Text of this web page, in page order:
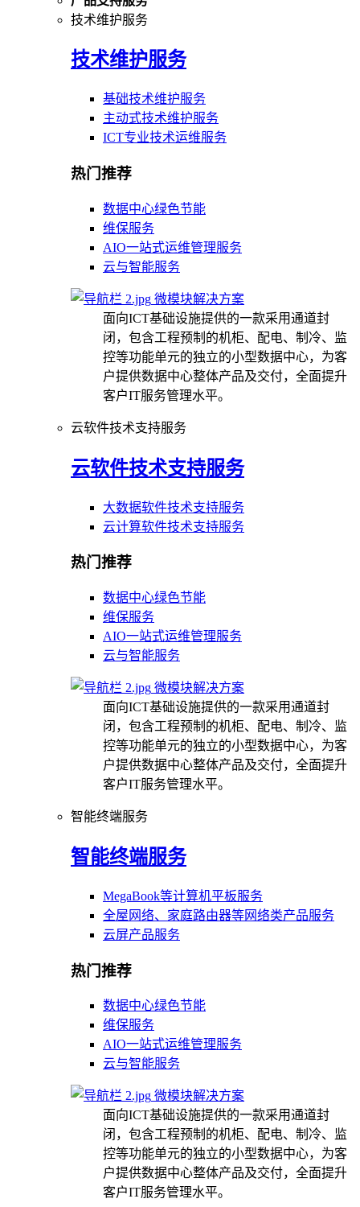
技术维护服务
技术维护服务
基础技术维护服务
主动式技术维护服务
ICT专业技术运维服务
热门推荐
数据中心绿色节能
维保服务
AIO一站式运维管理服务
云与智能服务
微模块解决方案
面向ICT基础设施提供的一款采用通道封
闭，包含工程预制的机柜、配电、制冷、监
控等功能单元的独立的小型数据中心，为客
户提供数据中心整体产品及交付，全面提升
客户IT服务管理水平。
云软件技术支持服务
云软件技术支持服务
大数据软件技术支持服务
云计算软件技术支持服务
热门推荐
数据中心绿色节能
维保服务
AIO一站式运维管理服务
云与智能服务
微模块解决方案
面向ICT基础设施提供的一款采用通道封
闭，包含工程预制的机柜、配电、制冷、监
控等功能单元的独立的小型数据中心，为客
户提供数据中心整体产品及交付，全面提升
客户IT服务管理水平。
智能终端服务
智能终端服务
MegaBook等计算机平板服务
全屋网络、家庭路由器等网络类产品服务
云屏产品服务
热门推荐
数据中心绿色节能
维保服务
AIO一站式运维管理服务
云与智能服务
微模块解决方案
面向ICT基础设施提供的一款采用通道封
闭，包含工程预制的机柜、配电、制冷、监
控等功能单元的独立的小型数据中心，为客
户提供数据中心整体产品及交付，全面提升
客户IT服务管理水平。